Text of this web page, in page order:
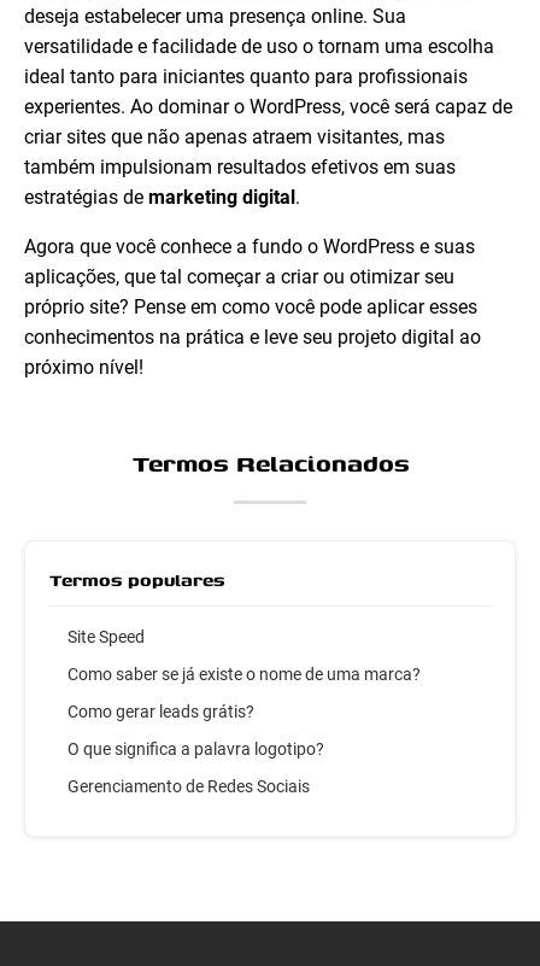
deseja estabelecer uma presença online. Sua
versatilidade e facilidade de uso o tornam uma escolha
ideal tanto para iniciantes quanto para profissionais
experientes. Ao dominar o WordPress, você será capaz de
criar sites que não apenas atraem visitantes, mas
também impulsionam resultados efetivos em suas
estratégias de marketing digital .
Agora que você conhece a fundo o WordPress e suas
aplicações, que tal começar a criar ou otimizar seu
próprio site? Pense em como você pode aplicar esses
conhecimentos na prática e leve seu projeto digital ao
próximo nível!
Termos Relacionados
Termos populares
Site Speed
Como saber se já existe o nome de uma marca?
Como gerar leads grátis?
O que significa a palavra logotipo?
Gerenciamento de Redes Sociais